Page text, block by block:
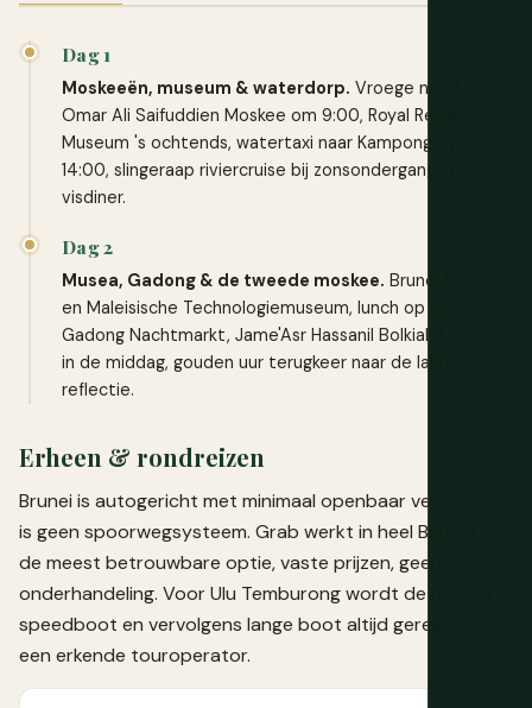
Dag 1
Moskeeën, museum & waterdorp. Vroege nasi katok,
Omar Ali Saifuddien Moskee om 9:00, Royal Regalia
Museum 's ochtends, watertaxi naar Kampong Ayer om
14:00, slingeraap riviercruise bij zonsondergang, rivier
visdiner.
Dag 2
Musea, Gadong & de tweede moskee. Brunei Museum
en Maleisische Technologiemuseum, lunch op de
Gadong Nachtmarkt, Jame'Asr Hassanil Bolkiah Moskee
in de middag, gouden uur terugkeer naar de lagune
reflectie.
Erheen & rondreizen
Brunei is autogericht met minimaal openbaar vervoer; er
is geen spoorwegsysteem. Grab werkt in heel BSB en is
de meest betrouwbare optie, vaste prijzen, geen
onderhandeling. Voor Ulu Temburong wordt de reis via
speedboot en vervolgens lange boot altijd geregeld via
een erkende touroperator.